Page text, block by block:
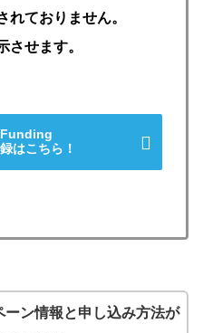
れておりません。
させます。
はこちら！
ーン情報と申し込み方法が